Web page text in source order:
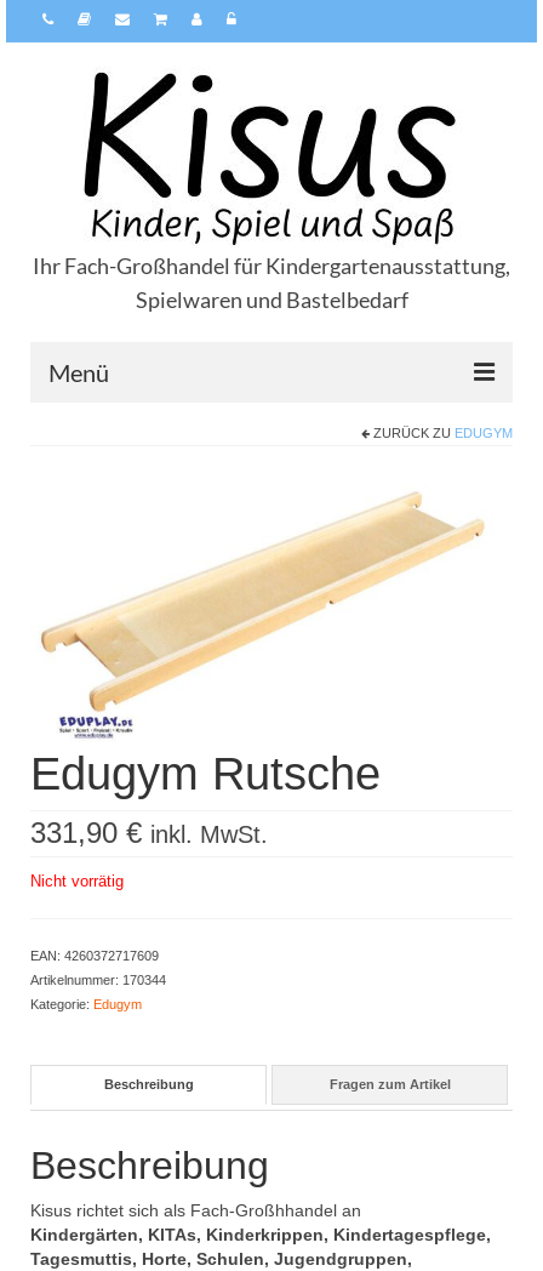
Ihr Fach-Großhandel für Kindergartenausstattung,
Spielwaren und Bastelbedarf
Menü
Kisus Katalog anfordern
Newsletter
Kontakt
Log In / Mein Konto
Products
search
ZURÜCK ZU EDUGYM
Edugym Rutsche
331,90 € inkl. MwSt.
Nicht vorrätig
EAN: 4260372717609
Artikelnummer: 170344
Kategorie: Edugym
Beschreibung Fragen zum Artikel
Beschreibung
Kisus richtet sich als Fach-Großhhandel an
Kindergärten, KITAs, Kinderkrippen, Kindertagespflege,
Tagesmuttis, Horte, Schulen, Jugendgruppen,